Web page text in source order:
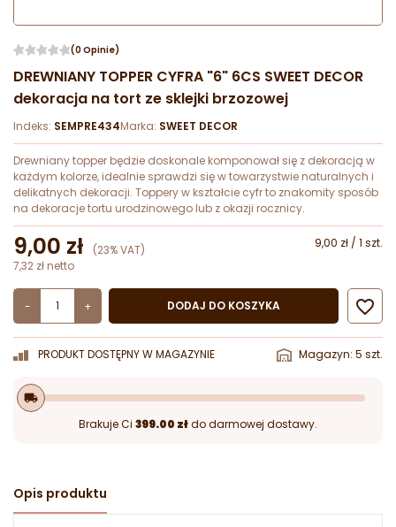
(0 Opinie)
DREWNIANY TOPPER CYFRA "6" 6CS SWEET DECOR
dekoracja na tort ze sklejki brzozowej
Indeks: SEMPRE434Marka: SWEET DECOR
Drewniany topper będzie doskonale komponował się z dekoracją w
każdym kolorze, idealnie sprawdzi się w towarzystwie naturalnych i
delikatnych dekoracji. Toppery w kształcie cyfr to znakomity sposób
na dekoracje tortu urodzinowego lub z okazji rocznicy.
9,00 zł (23% VAT)
9,00 zł / 1 szt.
7,32 zł netto
- + DODAJ DO KOSZYKA 
PRODUKT DOSTĘPNY W MAGAZYNIE Magazyn: 5 szt.
local_shipping
Brakuje Ci 399.00 złdo darmowej dostawy.
Opis produktu